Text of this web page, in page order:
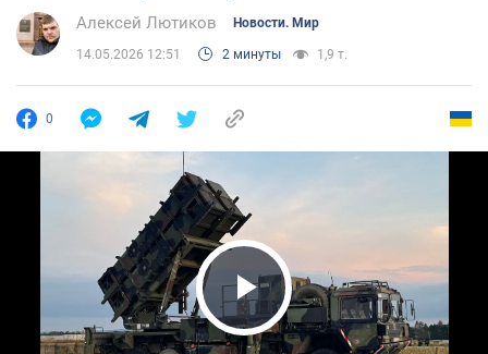
Алексей Лютиков Новости. Мир
14.05.2026 12:51 2 минуты 1,9 т.
0
Play Video